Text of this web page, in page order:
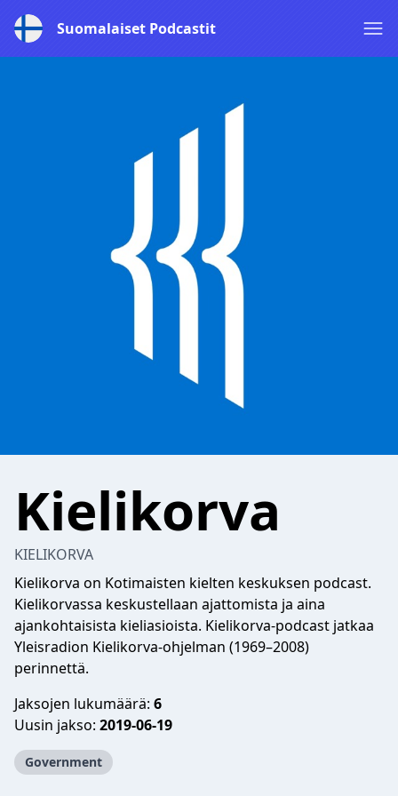
Suomalaiset Podcastit
Kielikorva
KIELIKORVA
Kielikorva on Kotimaisten kielten keskuksen podcast.
Kielikorvassa keskustellaan ajattomista ja aina
ajankohtaisista kieliasioista. Kielikorva-podcast jatkaa
Yleisradion Kielikorva-ohjelman (1969–2008)
perinnettä.
Jaksojen lukumäärä: 6
Uusin jakso: 2019-06-19
Government